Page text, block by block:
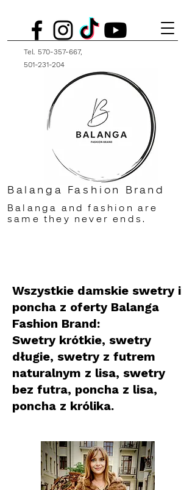
Tel. 570-357-667,
501-231-204
Balanga Fashion Brand
Balanga and fashion are
same they never ends.
Wszystkie damskie swetry i
poncha z oferty Balanga
Fashion Brand:
Swetry krótkie, swetry
długie, swetry z futrem
naturalnym z lisa, swetry
bez futra, poncha z lisa,
poncha z królika.